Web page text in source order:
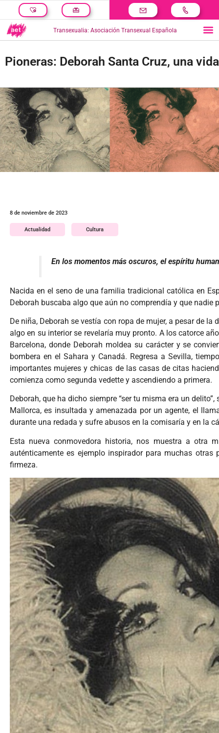
Transexualia: Asociación Transexual Española
Pioneras: Deborah Santa Cruz, una
8 de noviembre de 2023
Actualidad Cultura
En los momentos más oscuros, el espíritu
Nacida en el seno de una familia tradicional católica en
Deborah buscaba algo que aún no comprendía y que nadie
De niña, Deborah se vestía con ropa de mujer, a pesar de
algo en su interior se revelaría muy pronto. A los catorce
Barcelona, donde Deborah moldea su carácter y se
bombera en el Sahara y Canadá. Regresa a Sevilla,
importantes mujeres y chicas de las casas de citas
comienza como segunda vedette y ascendiendo a primera.
Deborah, que ha dicho siempre “ser tu misma era un
Mallorca, es insultada y amenazada por un agente, el
durante una redada y sufre abusos en la comisaría y en la
Esta nueva conmovedora historia, nos muestra a otra
auténticamente es ejemplo inspirador para muchas
firmeza.